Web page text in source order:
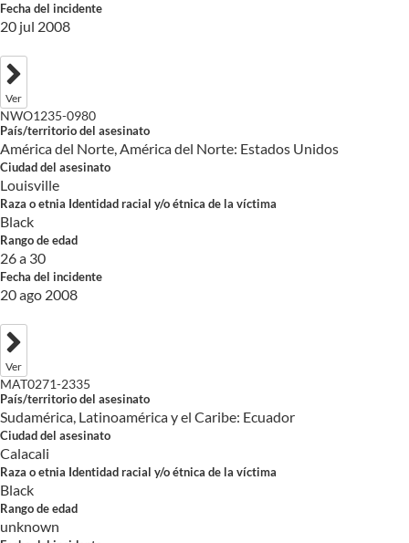
Fecha del incidente
20 jul 2008
Ver
NWO1235-0980
País/territorio del asesinato
América del Norte, América del Norte: Estados Unidos
Ciudad del asesinato
Louisville
Raza o etnia Identidad racial y/o étnica de la víctima
Black
Rango de edad
26 a 30
Fecha del incidente
20 ago 2008
Ver
MAT0271-2335
País/territorio del asesinato
Sudamérica, Latinoamérica y el Caribe: Ecuador
Ciudad del asesinato
Calacali
Raza o etnia Identidad racial y/o étnica de la víctima
Black
Rango de edad
unknown